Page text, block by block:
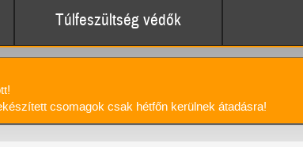
Túlfeszültség védők
csomagok csak hétfőn kerülnek átadásra!